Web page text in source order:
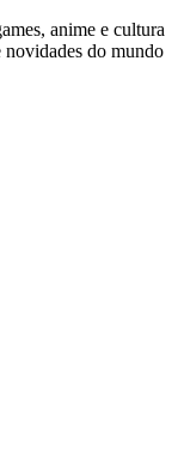
anime e cultura
novidades do mundo